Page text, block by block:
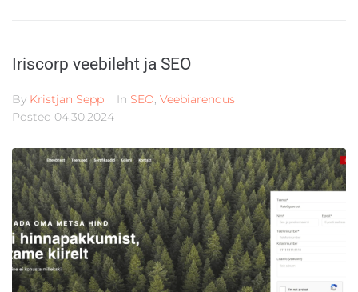
Iriscorp veebileht ja SEO
By Kristjan Sepp In SEO, Veebiarendus
Posted 04.30.2024